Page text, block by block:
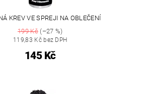
KREV VE SPREJI NA OBLEČENÍ
199 Kč(–27 %)
119,83 Kč bez DPH
145 Kč